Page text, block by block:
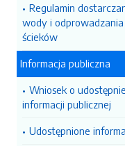
Regulamin
wody i odprowadzania
ścieków
Informacja publiczna
Wniosek o
informacji publicznej
Udostępnione